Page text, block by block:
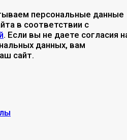
персональные данные
в соответствии с
. Если вы не даете согласия
данных, вам
сайт.